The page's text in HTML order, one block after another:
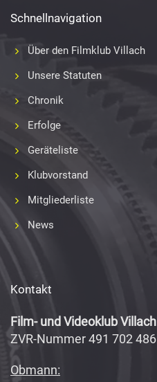
Schnellnavigation
Über den Filmklub Villach
Unsere Statuten
Chronik
Erfolge
Geräteliste
Klubvorstand
Mitgliederliste
News
Kontakt
Film- und Videoklub Villach
ZVR-Nummer 491 702 486
Obmann: